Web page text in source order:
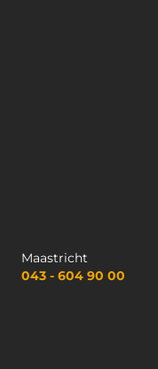
Maastricht
043 - 604 90 00